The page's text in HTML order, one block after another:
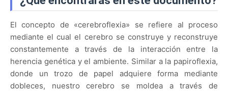
El concepto de «cerebroflexia» se refiere al proceso
mediante el cual el cerebro se construye y reconstruye
constantemente a través de la interacción entre la
herencia genética y el ambiente. Similar a la papiroflexia,
donde un trozo de papel adquiere forma mediante
dobleces, nuestro cerebro se moldea a través de